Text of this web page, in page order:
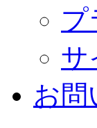
プ
サ
お問